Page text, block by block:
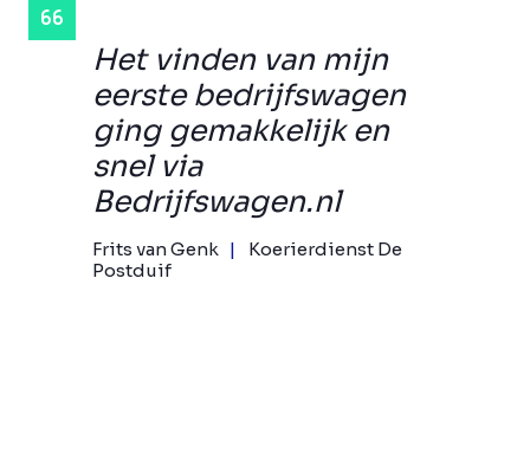
Het vinden van mijn
eerste bedrijfswagen
ging gemakkelijk en
snel via
Bedrijfswagen.nl
Frits van Genk
Koerierdienst De
Postduif